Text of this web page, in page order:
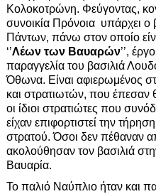
Κολοκοτρώνη. Φεύγοντας,
συνοικία Πρόνοια υπάρχει ο
Πάντων, πάνω στον οποίο
‘’Λέων των Βαυαρών’’,
παραγγελία του βασιλιά
Όθωνα. Είναι αφιερωμένος
και στρατιωτών, που
οι ίδιοι στρατιώτες που
είχαν επιφορτιστεί την
στρατού. Όσοι δεν πέθαναν
ακολούθησαν τον βασιλιά
Βαυαρία.
Το παλιό Ναύπλιο ήταν και